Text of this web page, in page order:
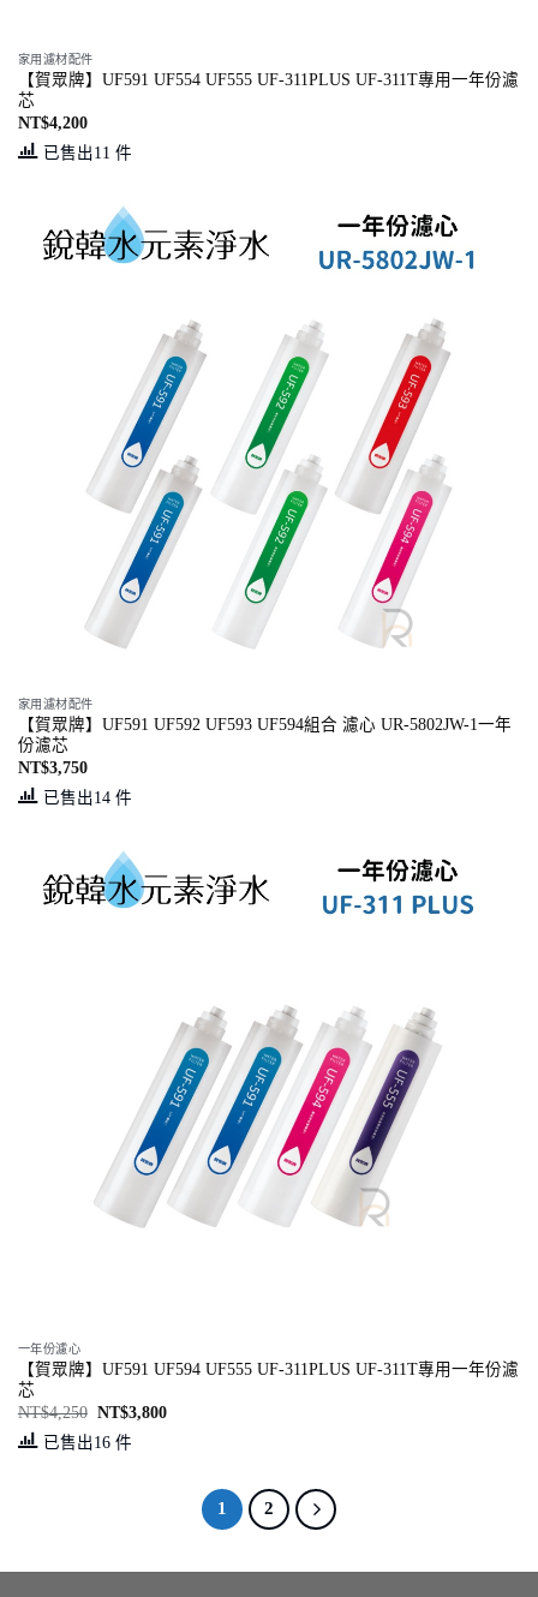
家用濾材配件
【賀眾牌】UF591 UF554 UF555 UF-311PLUS UF-311T專用一年份濾
芯
NT$4,200
已售出11 件
家用濾材配件
【賀眾牌】UF591 UF592 UF593 UF594組合 濾心 UR-5802JW-1一年
份濾芯
NT$3,750
已售出14 件
一年份濾心
【賀眾牌】UF591 UF594 UF555 UF-311PLUS UF-311T專用一年份濾
芯
NT$4,250 NT$3,800
已售出16 件
1 2